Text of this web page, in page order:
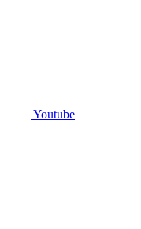
Youtube